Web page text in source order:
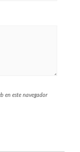
en este navegador